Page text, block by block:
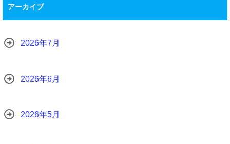
アーカイブ
2026年7月
2026年6月
2026年5月